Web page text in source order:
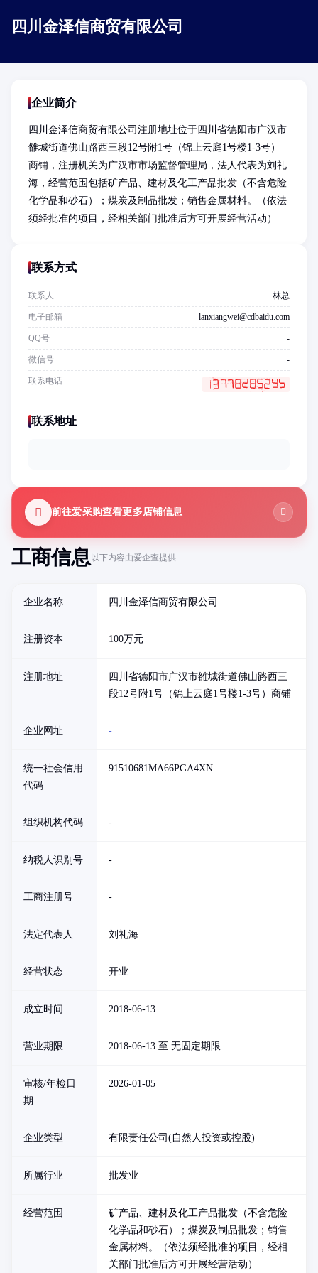
四川金泽信商贸有限公司
工商信息以下内容由爱企查提供
企业名称 四川金泽信商贸有限公司
注册资本 100万元
注册地址
四川省德阳市广汉市雒城街道佛山路西三
段12号附1号（锦上云庭1号楼1-3号）商铺
企业网址 -
统一社会信用
代码
91510681MA66PGA4XN
组织机构代码 -
纳税人识别号 -
工商注册号 -
法定代表人 刘礼海
经营状态 开业
成立时间 2018-06-13
营业期限 2018-06-13 至 无固定期限
审核/年检日
期
2026-01-05
企业类型 有限责任公司(自然人投资或控股)
所属行业 批发业
经营范围
矿产品、建材及化工产品批发（不含危险
化学品和砂石）；煤炭及制品批发；销售
金属材料。（依法须经批准的项目，经相
关部门批准后方可开展经营活动）
企业简介
四川金泽信商贸有限公司注册地址位于四川省德阳市广汉市
雒城街道佛山路西三段12号附1号（锦上云庭1号楼1-3号）
商铺，注册机关为广汉市市场监督管理局，法人代表为刘礼
海，经营范围包括矿产品、建材及化工产品批发（不含危险
化学品和砂石）；煤炭及制品批发；销售金属材料。（依法
须经批准的项目，经相关部门批准后方可开展经营活动）
联系方式
联系人 林总
电子邮箱 lanxiangwei@cdbaidu.com
QQ号 -
微信号 -
联系电话
联系地址
-
前往爱采购查看更多店铺信息